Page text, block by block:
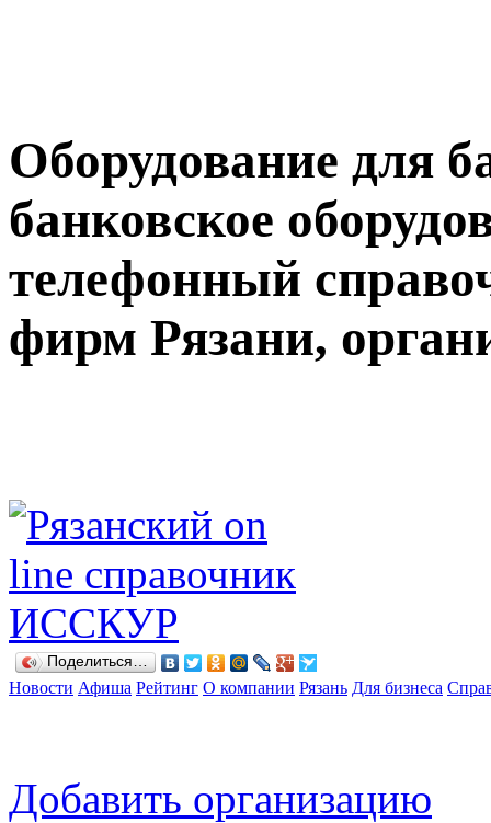
Оборудование для
банковское
телефонный
фирм Рязани,
Поделиться…
Новости Афиша Рейтинг О компании Рязань Для бизнеса
Добавить организацию